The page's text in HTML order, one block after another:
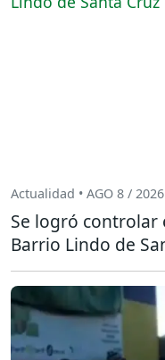
Actualidad • AGO 8 / 2026
Se logró controlar
Barrio Lindo de